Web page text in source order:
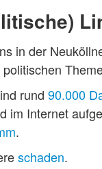
in der
rund 90.000
im Internet
.
schaden.